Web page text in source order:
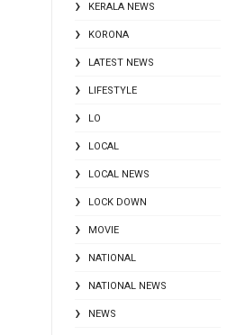
KERALA NEWS
KORONA
LATEST NEWS
LIFESTYLE
LO
LOCAL
LOCAL NEWS
LOCK DOWN
MOVIE
NATIONAL
NATIONAL NEWS
NEWS